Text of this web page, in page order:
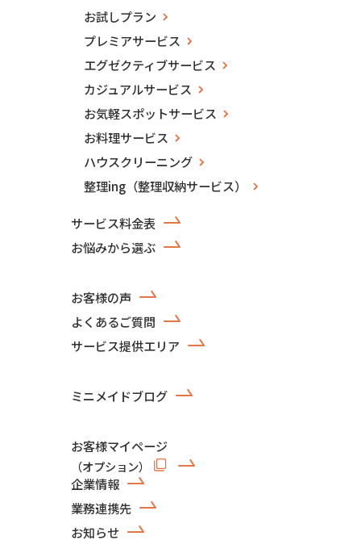
お試しプラン
プレミアサービス
エグゼクティブサービス
カジュアルサービス
お気軽スポットサービス
お料理サービス
ハウスクリーニング
整理ing（整理収納サービス）
サービス料金表
お悩みから選ぶ
お客様の声
よくあるご質問
サービス提供エリア
ミニメイドブログ
お客様マイページ
（オプション）
企業情報
業務連携先
お知らせ